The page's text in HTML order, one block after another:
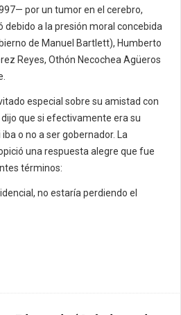
por un tumor en el cerebro,
a la presión moral concebida
de Manuel Bartlett), Humberto
Reyes, Othón Necochea Agüeros
especial sobre su amistad con
que si efectivamente era su
o no a ser gobernador. La
una respuesta alegre que fue
términos:
no estaría perdiendo el